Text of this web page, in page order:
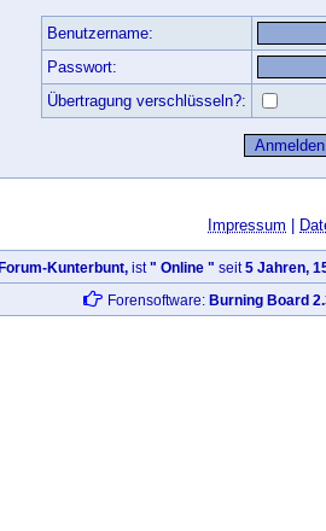
Benutzername:
Passwort:
Übertragung verschlüsseln?:
Impressum
Forum-Kunterbunt,ist" Online " seit5 Jahren,
Forensoftware: Burning Board